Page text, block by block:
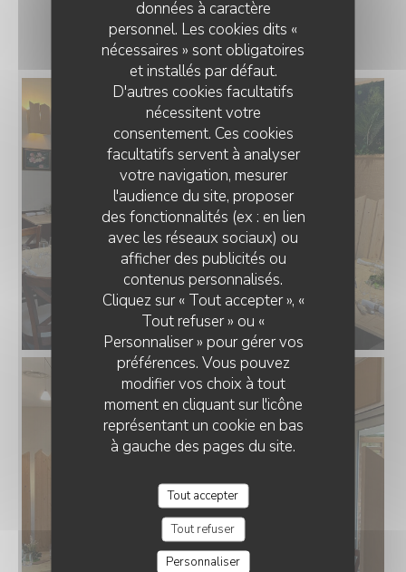
données à caractère
personnel. Les cookies dits «
nécessaires » sont obligatoires
et installés par défaut.
D'autres cookies facultatifs
nécessitent votre
consentement. Ces cookies
facultatifs servent à analyser
votre navigation, mesurer
l'audience du site, proposer
des fonctionnalités (ex : en lien
avec les réseaux sociaux) ou
afficher des publicités ou
contenus personnalisés.
Cliquez sur « Tout accepter », «
Tout refuser » ou «
Personnaliser » pour gérer vos
préférences. Vous pouvez
modifier vos choix à tout
moment en cliquant sur l'icône
représentant un cookie en bas
à gauche des pages du site.
Tout accepter
Tout refuser
Personnaliser
LE RESTAURANT